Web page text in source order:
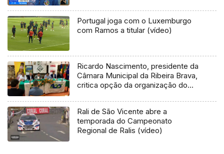
Portugal joga com o Luxemburgo
com Ramos a titular (vídeo)
Ricardo Nascimento, presidente da
Câmara Municipal da Ribeira Brava,
critica opção da organização do
por uma das novas classificativas
do Rali da Ribeira Brava
Rali de São Vicente abre a
temporada do Campeonato
Regional de Ralis (vídeo)